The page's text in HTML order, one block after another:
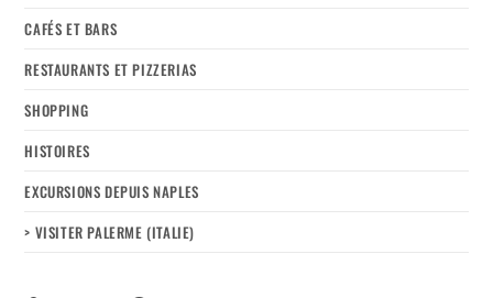
CAFÉS ET BARS
RESTAURANTS ET PIZZERIAS
SHOPPING
HISTOIRES
EXCURSIONS DEPUIS NAPLES
> VISITER PALERME (ITALIE)